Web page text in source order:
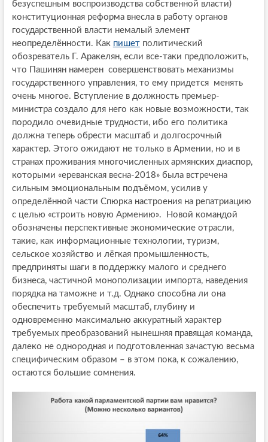
безуспешным воспроизводства собственной власти)
конституционная реформа внесла в работу органов
государственной власти немалый элемент
неопределённости. Как пишетполитический
обозреватель Г. Аракелян, если все-таки предположить,
что Пашинян намерен совершенствовать механизмы
государственного управления, то ему придется менять
очень многое. Вступление в должность премьер-
министра создало для него как новые возможности, так
породило очевидные трудности, ибо его политика
должна теперь обрести масштаб и долгосрочный
характер. Этого ожидают не только в Армении, но и в
странах проживания многочисленных армянских диаспор,
которыми «ереванская весна-2018» была встречена
сильным эмоциональным подъёмом, усилив у
определённой части Спюрка настроения на репатриацию
с целью «строить новую Армению». Новой командой
обозначены перспективные экономические отрасли,
такие, как информационные технологии, туризм,
сельское хозяйство и лёгкая промышленность,
предприняты шаги в поддержку малого и среднего
бизнеса, частичной монополизации импорта, наведения
порядка на таможне и т.д. Однако способна ли она
обеспечить требуемый масштаб, глубину и
одновременно максимально аккуратный характер
требуемых преобразований нынешняя правящая команда,
далеко не однородная и подготовленная зачастую весьма
специфическим образом – в этом пока, к сожалению,
остаются большие сомнения.